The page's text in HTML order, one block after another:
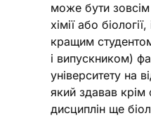
може бути
хімії або
кращим
і випускником)
університету на
який здавав крім
дисциплін ще